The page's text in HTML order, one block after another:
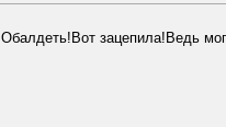
Обалдеть!Вот зацепила!Ведь